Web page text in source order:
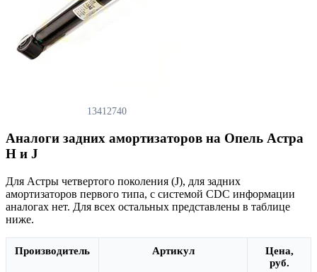
13412740
Аналоги задних амортизаторов на Опель Астра
H и J
Для Астры четвертого поколения (J), для задних
амортизаторов первого типа, с системой CDC информации
аналогах нет. Для всех остальных представлены в таблице
ниже.
Производитель Артикул
Цена,
руб.